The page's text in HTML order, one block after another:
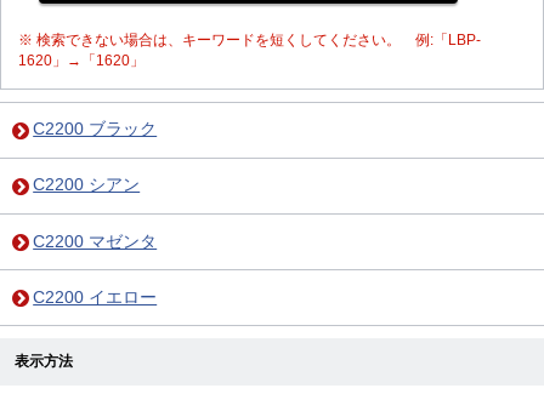
※ 検索できない場合は、キーワードを短くしてください。 例:「LBP-
1620」→「1620」
C2200 ブラック
C2200 シアン
C2200 マゼンタ
C2200 イエロー
表示方法